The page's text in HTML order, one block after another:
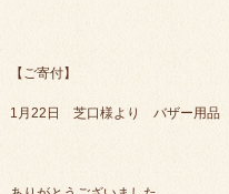
【ご寄付】
1月22日 芝口様より バザー用品